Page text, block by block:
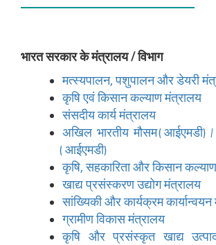
भारत सरकार के मंत्रालय / विभाग
मत्स्यपालन, पशुपालन और डेयरी
कृषि एवं किसान कल्याण मंत्रालय
संसदीय कार्य मंत्रालय
अखिल भारतीय मौसम (आईएमडी) /
(आईएमडी)
कृषि, सहकारिता और किसान कल्याण
खाद्य प्रसंस्‍करण उद्योग मंत्रालय
सांख्यिकी और कार्यक्रम
ग्रामीण विकास मंत्रालय
कृषि और प्रसंस्कृत खाद्य उत्पाद